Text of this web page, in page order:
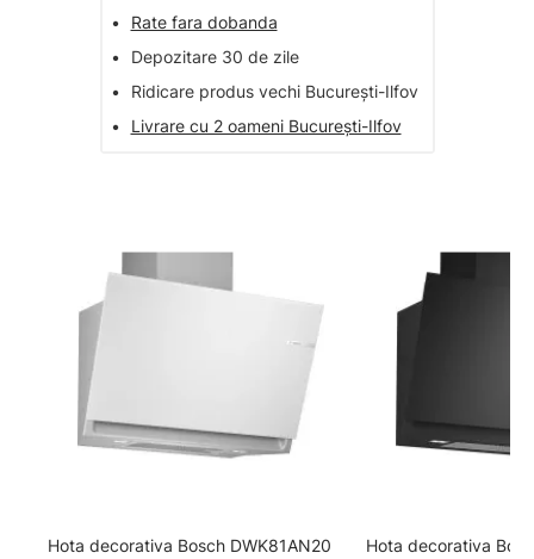
•
Rate fara dobanda
•
Depozitare 30 de zile
•
Ridicare produs vechi București-Ilfov
•
Livrare cu 2 oameni București-Ilfov
Hota decorativa Bosch DWK81AN20
Hota decorativa